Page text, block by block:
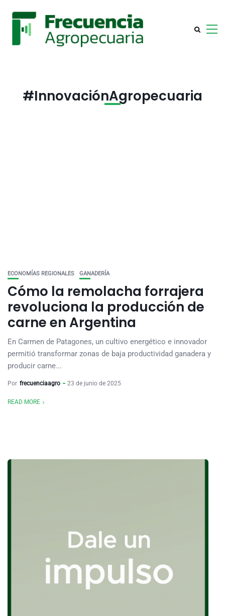
#InnovaciónAgropecuaria
ECONOMÍAS REGIONALES GANADERÍA
Cómo la remolacha forrajera
revoluciona la producción de
carne en Argentina
En Carmen de Patagones, un cultivo energético e innovador
permitió transformar zonas de baja productividad ganadera y
producir carne...
Por frecuenciaagro 23 de junio de 2025
READ MORE